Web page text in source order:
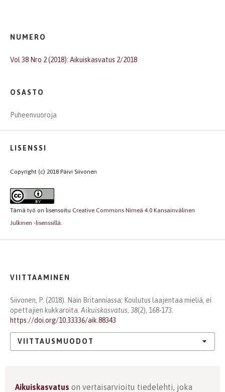
NUMERO
Vol 38 Nro 2 (2018): Aikuiskasvatus 2/2018
OSASTO
Puheenvuoroja
LISENSSI
Copyright (c) 2018 Päivi Siivonen
Tämä työ on lisensoitu Creative Commons Nimeä 4.0 Kansainvälinen
Julkinen -lisenssillä.
VIITTAAMINEN
Siivonen, P. (2018). Näin Britanniassa: Koulutus laajentaa mieliä, ei
opettajien kukkaroita. Aikuiskasvatus, 38(2), 168-173.
https://doi.org/10.33336/aik.88343
VIITTAUSMUODOT
Aikuiskasvatus on vertaisarvioitu tiedelehti, joka